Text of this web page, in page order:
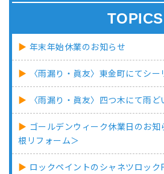
TOPICS
年末年始休業のお知らせ
〈雨漏り・眞友〉東金町にてシー
〈雨漏り・眞友〉四つ木にて雨ど
ゴールデンウィーク休業日のお
根リフォーム＞
ロックペイントのシャネツロッ